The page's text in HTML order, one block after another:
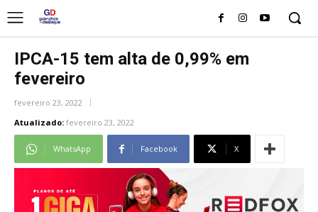
IPCA-15 tem alta de 0,99% em
fevereiro
fevereiro 23, 2022
Atualizado: fevereiro 23, 2022
WhatsApp Facebook X